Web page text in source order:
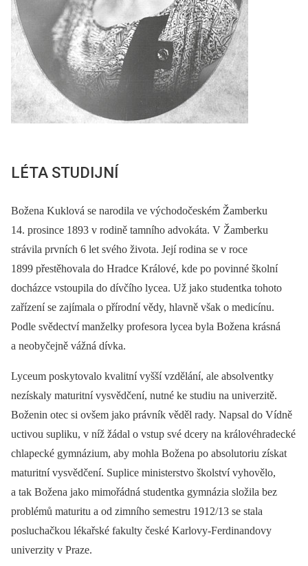
LÉTA STUDIJNÍ
Božena Kuklová se narodila ve východočeském Žamberku
14. prosince 1893 v rodině tamního advokáta. V Žamberku
strávila prvních 6 let svého života. Její rodina se v roce
1899 přestěhovala do Hradce Králové, kde po povinné školní
docházce vstoupila do dívčího lycea. Už jako studentka tohoto
zařízení se zajímala o přírodní vědy, hlavně však o medicínu.
Podle svědectví manželky profesora lycea byla Božena krásná
a neobyčejně vážná dívka.
Lyceum poskytovalo kvalitní vyšší vzdělání, ale absolventky
nezískaly maturitní vysvědčení, nutné ke studiu na univerzitě.
Boženin otec si ovšem jako právník věděl rady. Napsal do Vídně
uctivou supliku, v níž žádal o vstup své dcery na královéhradecké
chlapecké gymnázium, aby mohla Božena po absolutoriu získat
maturitní vysvědčení. Suplice ministerstvo školství vyhovělo,
a tak Božena jako mimořádná studentka gymnázia složila bez
problémů maturitu a od zimního semestru 1912/13 se stala
posluchačkou lékařské fakulty české Karlovy-Ferdinandovy
univerzity v Praze.